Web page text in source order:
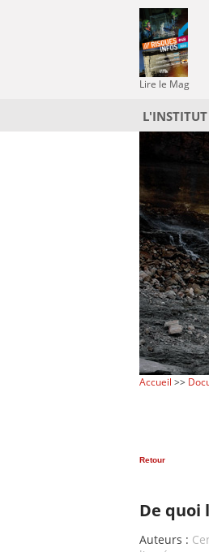
Lire le Mag
L'INSTITUT
Accueil >>
Retour
De quoi
Auteurs :